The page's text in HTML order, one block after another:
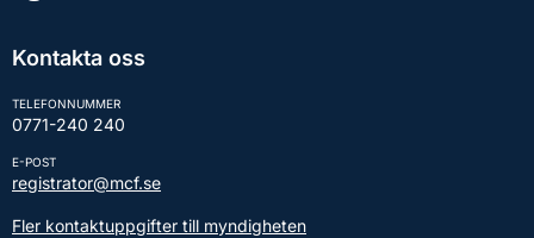
Kontakta oss
TELEFONNUMMER
0771-240 240
E-POST
registrator@mcf.se
Fler kontaktuppgifter till myndigheten